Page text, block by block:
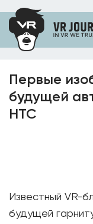
Первые
будущей
HTC
Известный VR-
будущей